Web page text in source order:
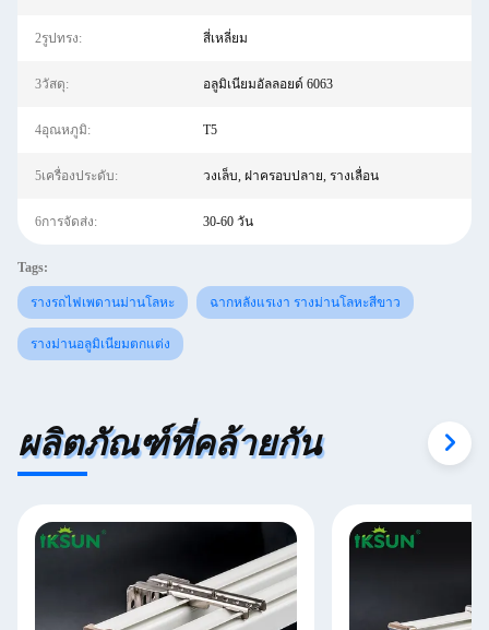
2รูปทรง: สี่เหลี่ยม
3วัสดุ: อลูมิเนียมอัลลอยด์ 6063
4อุณหภูมิ: T5
5เครื่องประดับ: วงเล็บ, ฝาครอบปลาย, รางเลื่อน
6การจัดส่ง: 30-60 วัน
Tags:
รางรถไฟเพดานม่านโลหะ ฉากหลังแรเงา รางม่านโลหะสีขาว
รางม่านอลูมิเนียมตกแต่ง
ผลิตภัณฑ์ที่คล้ายกัน